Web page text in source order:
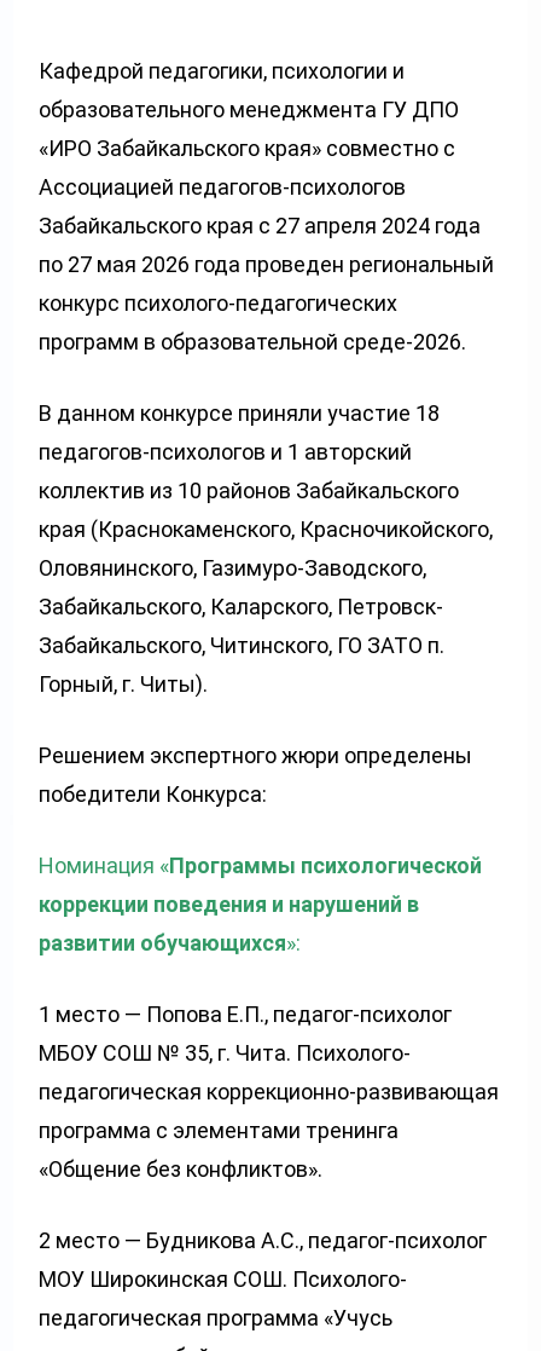
Кафедрой педагогики, психологии и
образовательного менеджмента ГУ ДПО
«ИРО Забайкальского края» совместно с
Ассоциацией педагогов-психологов
Забайкальского края с 27 апреля 2024 года
по 27 мая 2026 года проведен региональный
конкурс психолого-педагогических
программ в образовательной среде-2026.
В данном конкурсе приняли участие 18
педагогов-психологов и 1 авторский
коллектив из 10 районов Забайкальского
края (Краснокаменского, Красночикойского,
Оловянинского, Газимуро-Заводского,
Забайкальского, Каларского, Петровск-
Забайкальского, Читинского, ГО ЗАТО п.
Горный, г. Читы).
Решением экспертного жюри определены
победители Конкурса:
Номинация «Программы психологической
коррекции поведения и нарушений в
развитии обучающихся»:
1 место — Попова Е.П., педагог-психолог
МБОУ СОШ № 35, г. Чита. Психолого-
педагогическая коррекционно-развивающая
программа с элементами тренинга
«Общение без конфликтов».
2 место — Будникова А.С., педагог-психолог
МОУ Широкинская СОШ. Психолого-
педагогическая программа «Учусь